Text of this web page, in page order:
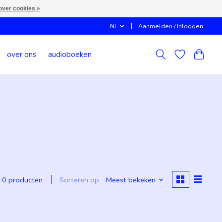
NL Aanmelden / Inloggen
over ons audioboeken
0 producten Sorteren op Meest bekeken
cookies »